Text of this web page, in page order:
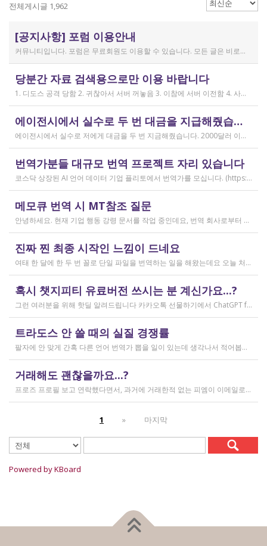
전체게시글 1,962
[공지사항] 포럼 이용안내
커뮤니티입니다. 포럼은 무료회원도 이용할 수 있습니다. 모든 글은 비로그인 사용자에게도 공개됩니다. 감사합니다.
당분간 자료 검색용으로만 이용 바랍니다
1. 디도스 공격 당함 2. 귀찮아서 서버 꺼놓음 3. 이참에 서버 이전함 4. 사라진 데이터는 없는 것 확인했는데, 일부 DB 설정이 활성화 안됨 5. 고칠 수는 있는데, 저희 집 신생아 협조 필요 6. 신생아가 협조하지 않음 현재 새글 쓰기, 신규 가입, 덧글 달기 등은 막아 두었습니다 언제든 3월 18일 전후 시점으로 롤백될 수 있습니다 디도스 공격은 10평짜리 구녕가게에 사람을 1만명 보내 영업방해를 하는 것과 같은 기법입니다. 왜 디도스 공격을 그렇게까지 열정적으로 하는가? 이것이 심해진 시점이 제가 출산하러 간다고 블라그에 글을 쓴 직후입니다. 적절한 비유인지 모르겠는데 암퇘지도 출산 후에는 도축 안 하지 않나 싶고요 옛날 같으면 이렇게 순하게 살지 않을 것인데, 요새 드는 생각이 좀 있습니다 사람은 노력해 봤자고, 사실 모든 능력치는 정해졌고 발현만 기다리는 것이 전부가 아닐까요 어떤 사람은 노력의 고점이 디도스 공격인 것입니다 그 애미도 한때는 가능성의 김칫국을 사발째 드링킹하며 키웠겠지요 저한테도 이 사이트를 유지할 유인이 있음은 말씀드렸으니 잘 이용해 주시면 그만인 것이고 시간 나시거든 디도스 공격자도 긍휼히 여겨 주시길 바랍니다
작성일
2026.04.15
에이전시에서 실수로 두 번 대금을 지급해줬습니다
에이전시에서 실수로 저에게 대금을 두 번 지금해줬습니다. 2000달러 이상을 두 번 wise로 지급받았습니다;;;; 에이전시에서 wise측으로 중복입금으로 인한 입금 취소 문의를 했는데 불가능하다고 답변을 받았다고 저에게 문의해달라고 하여, 저도 wise에 문의를 했지만, 입금자 정보를 알려준다면 취소 가능한 것 처럼 말하다가 결국 완료된 송금이라 취소가 불가능하다는 답변을 최종 전달받았습니다. 잘 쓰지 않는 계정이라 대금은 그대로 있는데 이 경우 제가 에이전시 계좌로 2000달러를 직접 재송금해도 문제가 없을까요..?? 추후 제 수익으로 잡혀서 세금문제나 기타 다른 사항이 복잡해질 것 같아서 wise에서 취소해주길 간절히 바랬는데ㅜㅜㅜ 이런경험이 있으시다면 어떻게 해결하셨나요ㅠㅠㅠ;;;
작성일
2026.04.04
번역가분들 대규모 번역 프로젝트 자리 있습니다
코스닥 상장된 AI 언어 데이터 기업 플리토에서 번역가를 모십니다. (https://startups.koraia.org/company/297) • 번역할 내용: 일상 대화, 일반 문장 중심의 단문 데이터 (전문지식 불필요) • 참여 프로젝트: 단문 번역(Human Translation) • 모집 언어쌍: 한국어 <> 다국어 • 목적: AI 학습용 데이터셋 구축 • 근무 형태: 재택 근무(학생, 프리랜서 번역가 환영) • 근무방법: Flitto 플랫폼 또는 엑셀 파일을 이용하여 작업 진행 - 파일 1개당 약 9,800단어 (언어쌍별 상이) - 파일 단위로 작업하며 1개만 참여도 가능 (이후 추가 참여 선택 가능) - 파일 1개 번역에 약 3~4일 데드라인 부여 - 파일 1개 번역 시 약 180,000원 ~ 386,000원 수준 (언어쌍별 상이) - 정산은 월 1회 지급 (플리토 정산 기준) - 프로젝트 기간: 약 1~3개월 (자율 참여) ★작업 단가: 한국어 → 스페인어: 9,800단어, 38.4원/단어, 파일 1개 완료 시 약 376,800원 스페인어 → 한국어: 9,800단어, 33.8원/단어, 파일 1개 완료 시 약 331,000원 한국어 → 러시아어: 9,800단어, 26.1원/단어, 파일 1개 완료 시 약 255,000원 한국어 → 중국어(간체): 9,800단어, 23.0원/단어, 파일 1개 완료 시 약 225,000원 중국어(간체) → 한국어: 16,800글자, 18.4원/글자, 파일 1개 완료 시 약 309,000원 한국어 → 중국어(번체): 9,800단어, 26.1원/단어, 파일 1개 완료 시 약 255,000원 중국어(번체) → 한국어: 16,800글자, 23.0원/글자, 파일 1개 완료 시 약 386,000원 한국어 → 베트남어: 9,800단어, 18.4원/단어, 파일 1개 완료 시 약 180,000원 베트남어 → 한국어: 9,800단어, 23.0원/단어, 파일 1개 완료 시 약 225,000원 *실제 업무시 수령 금액은 단가 및 작업량에 따라 위 금액과 차이가 있을 수 있습니다. *플리토 플랫폼(작업 툴) 작업 시 상응하는 포인트로 단가가 지급됩니다. 다음 링크로 신청 부탁드립니다: https://form.jotform.com/253371208518456?source_channel=albamon
메모큐 번역 시 MT참조 질문
안녕하세요. 현재 기업 행동 강령 문서를 작업 중인데요, 번역 회사로부터 메모큐 서버에서 메모큐 파일을 받았습니다. 번역회사에서 아이디와 비밀번호를 받아서 작업을 하는데 데스크탑 메모큐가 무료 버전이어서인지 이것저것 만져보다 보니(TM(만들어서 처음 해보는 문서 얼라인 시도), 라이브독스, 텀베이스등 눌러보는 행위) 밑의 사진과 같이 번역메모리 연결도 안된다고 하고 분명 어떤 파일에도 체크가 안 되어있는데 하나의 파일로만 연결 가능하다고 해서... 데스크탑 메모큐에서는 번역이 어렵다고 판단하여 그대로 이중언어 파일을 익스포트 해서 트라도스로 번역했습니다. (얼라인먼트 기능 사용해 2023년의 공식 한글 번역을 레퍼런스로 번역) 그랬더니 (메모큐에선 단순했던 코드가 트라도스에 복잡하게 나타나더라고요 아무튼 이것들을 해결하고 QA도 돌리고 나서...) 이중언어 파일을 메모큐에서 받으려다 보니 또 Free mode issue로 지원하지 않는 기능이라고 하더라고요. 그래서... 웹 메모큐를 사용해 태초부터 번역을 진행 중인데, 자동 번역으로 MT가 뜨는 걸 딸깍딸깍하고 확정 중이었는데 뭔가 이래도 되나 하는 생각이 들어서 질문하러 왔습니다. (이렇게 뜨는 걸 딸깍 확정 딸깍 확정 반복...) 클라이언트가 가이드라인을 주진 않았고 처음 파일을 줄 때 그 회사의 텀베이스가 연결된 파일을 줘서 그거 기반으로 한글 뜻이 맞으면 맞는 가이드라인이겠거니 하고 있는데 문장 부호나 말투나 뭔가 좀 기계번역의 날것을 적용하고 있다는 생각이 들어서... 이럴 땐 어떻게 해야하는지 여쭤보고 싶어요. 제가 트라도스로 번역한 세그먼트를 메모큐 타겟 세그먼트에 복붙하면 오류가 나는데 그냥 코드를 빼고 제가 트라도스에서 번역한걸 메모큐로 손수 옮겨야 할까요..!! 오늘 새벽 내내 기술 배우라는게 다른게 아니라 이걸 잘 알아두라는 말이었구나 하면서 깨달음을 얻었습니다...
진짜 찐 최종 시작인 느낌이 드네요
여태 한 달에 한 두 번 꼴로 단일 파일을 번역하는 일을 해왔는데요 오늘 처음으로 모 회사에서 트라도스 패키지 파일로 전달하는 일을!!! 주셔서 열어봤습니다. ...너무 떨리네요 원래 타겟 세그먼트에 아무것도 없었는데, NMT나 100프로 매치로 채워져있고 그래요 맨 처음 일을 받고 돈을 받았을 때가 커리어의 시작이라고 생각했는데 몇 달 동안 그런 식으로 많으면 두 세개 정도의 일을 받다가 오늘 나름 볼륨 있는 업무를 맡게 되니까 뭔가 커리어의 [진짜_찐_시작_최종] 같고 긴장되네요 잘 해내고 싶어서 떨리고,,,,,, 잘 할 수 있을까 싶고 크아악 다들 2월에 일 잘 해내고 계신가요 여태껏 검색 기능을 사용해 눈팅만 해왔는데 산번혁 회원님들의 번역가 라이프는 어떻게 굴러가고 있는지 궁금하네요 호호호
2026.02.20
혹시 챗지피티 유료버전 쓰시는 분 계신가요...?
그런 여러분을 위해 핫딜 알려드립니다 카카오톡 선물하기에서 ChatGPT for Kakao 쳐서 들어가 보시면 한달에 200달러짜리 프로 버전을 2만9천원에 팔고 있습니다. 이벤트 성이라서 계속 판매는 안 할 것 같고 5개 구매 제한도 있긴 하지만, 어차피 3만원씩 내고 플러스 버전 쓰시고 계시다면 같은 가격에 프로 써보는 것도 나쁘지 않을 것 같아요 ㅎㅎ 저도 혹시 사기 아닌가 긴가민가했는데 진짜 프로 버전 맞더라고요.
트라도스 안 쓸 때의 실질 경쟁률
팔자에 안 맞게 간혹 다른 언어 번역가 뽑을 일이 있는데 생각나서 적어봅니다 트라도스/메모큐를 사야 하냐? 라는 질문은 설득의 대상이 아니라고 생각해서 그냥 두는 편인데요 질문 전 적극적으로 정보를 찾아보는 상태에서는 의미가 있을 것입니다 뽑히는 입장에선 잘 모르는데, 뽑는 입장에서는 트라도스/메모큐 안 쓰는 사람은 걸러버리면 정말 편합니다 주어진 업무를 못 한다는 뜻이거든요 1) 용어 1천개가 든 용어집이 있음 2) 기존에 쓰던 번역 메모리가 있음 상당히 흔한 상황인데, 트라도스/메모큐를 안 쓰고 외워서 작업이 가능한 사람은 산업스파이 쪽으로 가셔야지 여기 있으면 안 됨 저 스크린샷에도 제가 답변한 사람은 얼마 안 되는데요 챗지피티로 '트라도스 사용자/기타 요건(단가 등)' 맞는 사람만 필터로 건져서 답변하는 겁니다 아마 트라도스 안 써도 되는 운전면허증 번역같은 업무도 있을 텐데, 그런 것은 단발성이고 업데이트가 없으며 없는 자들끼리 경쟁해서 경쟁률이 아주 높을 겁니다.
거래해도 괜찮을까요...?
프로즈 프로필 보고 연락했다면서, 과거에 거래한적 없는 피엠이 이메일로 의뢰를 주셨는데요 샘테도 보지 않고 4일안에 19000단어 영한번역을 해달라는데 거래해도 괜찮을까요..? 거래한적 한번도 없는 뉴비한테 샘테도 없이 프로젝트를 던져주니 이거 사기인거 아닌가 좀 걱정이 됩니다. 급한데 사람구하기 어려워서일까요? 게다가 전 이력서상 경력도 몇줄 안되는 초보중의 초보입니다...
1 » 마지막
Powered by KBoard